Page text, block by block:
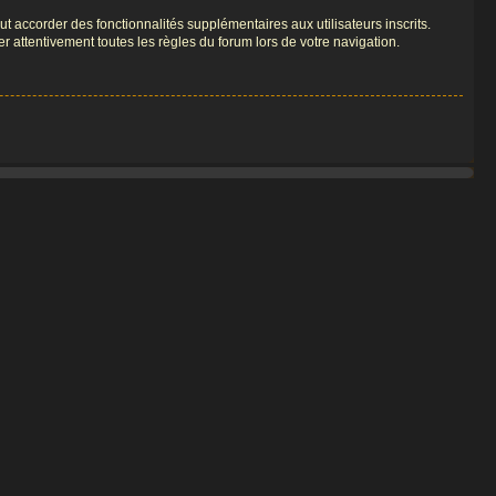
accorder des fonctionnalités supplémentaires aux utilisateurs inscrits.
attentivement toutes les règles du forum lors de votre navigation.